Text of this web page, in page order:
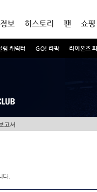
럼 캐릭터 GO! 라팍 라이온즈
보 히스토리 팬 쇼핑
고서
다.